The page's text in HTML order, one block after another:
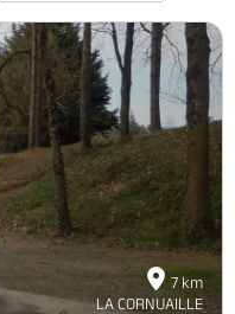
Comment venir ? Ecrivez-nous
7 km
LA CORNUAILLE